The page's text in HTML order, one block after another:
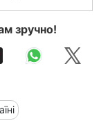
зручно!